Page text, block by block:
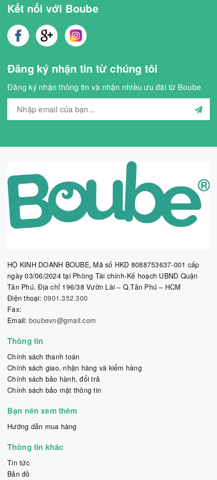
Kết nối với Boube
Đăng ký nhận tin từ chúng tôi
Đăng ký nhận thông tin và nhận nhiều ưu đãi từ Boube
HỘ KINH DOANH BOUBE, Mã số HKD 8088753637-001 cấp
ngày 03/06/2024 tại Phòng Tài chính-Kế hoạch UBND Quận
Tân Phú. Địa chỉ 196/38 Vườn Lài – Q.Tân Phú – HCM
Điện thoại: 0901.352.300
Fax:
Email: boubevn@gmail.com
Thông tin
Chính sách thanh toán
Chính sách giao, nhận hàng và kiểm hàng
Chính sách bảo hành, đổi trả
Chính sách bảo mật thông tin
Bạn nên xem thêm
Hướng dẫn mua hàng
Thông tin khác
Tin tức
Bản đồ